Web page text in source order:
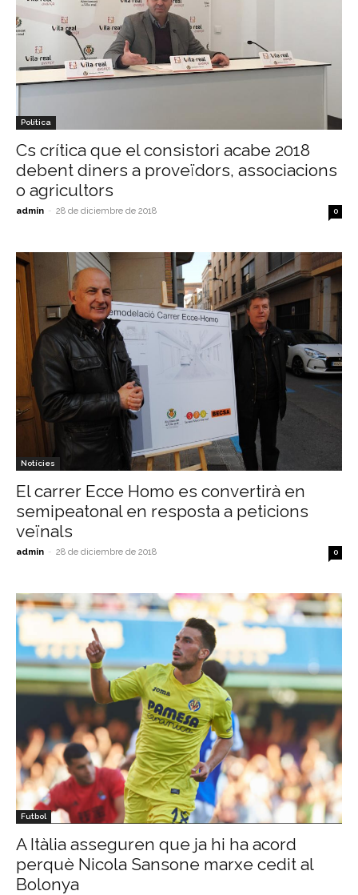
Política
Cs crítica que el consistori acabe 2018
debent diners a proveïdors, associacions
o agricultors
admin - 28 de diciembre de 2018 0
Notícies
El carrer Ecce Homo es convertirà en
semipeatonal en resposta a peticions
veïnals
admin - 28 de diciembre de 2018 0
Futbol
A Itàlia asseguren que ja hi ha acord
perquè Nicola Sansone marxe cedit al
Bolonya